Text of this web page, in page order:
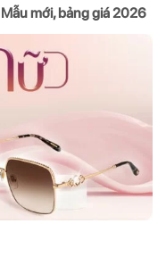
mới, bảng giá 2026